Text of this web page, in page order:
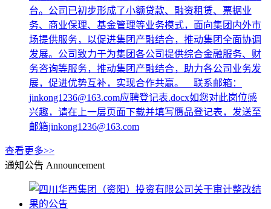
台。公司已初步形成了小额贷款、融资租赁、票据业
务、商业保理、基金管理等业务模式，面向集团内外市
场提供服务，以促进集团产融结合，推动集团全面协调
发展。公司致力于为集团各公司提供综合金融服务、财
务咨询等服务，推动集团产融结合，助力各公司业务发
展，促进优势互补，实现合作共赢。 联系邮箱：
jinkong1236@163.com应聘登记表.docx如您对此岗位感
兴趣，请在上一层页面下载并填写赝品登记表，发送至
邮箱jinkong1236@163.com
查看更多>>
通知公告 Announcement